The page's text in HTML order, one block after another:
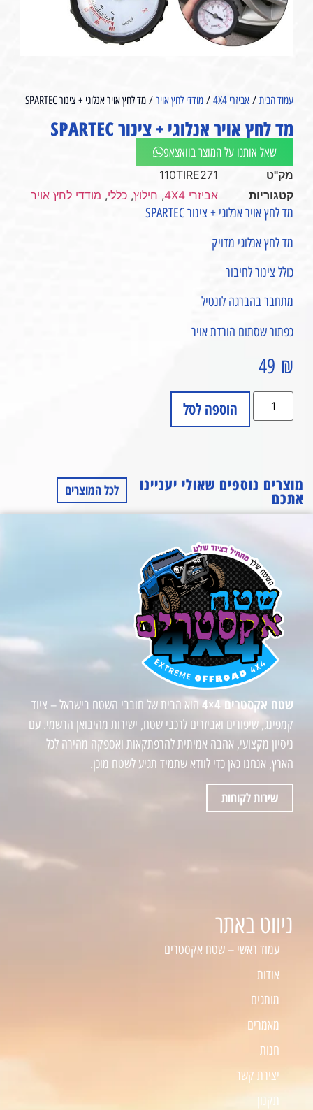
עמוד הבית/ אביזרי 4X4 / מודדי לחץ אויר/ מד לחץ אויר אנלוגי + צינור SPARTEC
מד לחץ אויר אנלוגי + צינור SPARTEC
שאל אותנו על המוצר בוואצאפ
מק"ט
110TIRE271
קטגוריות
אביזרי 4X4 , חילוץ, כללי, מודדי לחץ אויר
מד לחץ אויר אנלוגי + צינור SPARTEC
מד לחץ אנלוגי מדויק
כולל צינור לחיבור
מתחבר בהברגה לונטיל
כפתור שסתום הורדת אויר
49 ₪
הוספה לסל
מוצרים נוספים שאולי יעניינו
אתכם לכל המוצרים
שטח אקסטרים 4×4
הוא הבית של חובבי השטח בישראל – ציוד
קמפינג, שיפורים ואביזרים לרכבי שטח, ישירות מהיבואן הרשמי. עם
ניסיון מקצועי, אהבה אמיתית להרפתקאות ואספקה מהירה לכל
הארץ, אנחנו כאן כדי לוודא שתמיד תגיע לשטח מוכן.
שירות לקוחות
ניווט באתר
עמוד ראשי – שטח אקסטרים
אודות
מותגים
מאמרים
חנות
יצירת קשר
תקנון